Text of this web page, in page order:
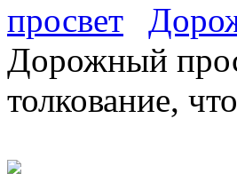
Дорожный
толкование,